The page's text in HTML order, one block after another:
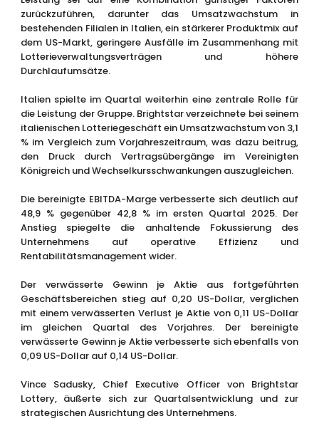
zurückzuführen, darunter das Umsatzwachstum in
bestehenden Filialen in Italien, ein stärkerer Produktmix auf
dem US-Markt, geringere Ausfälle im Zusammenhang mit
Lotterieverwaltungsverträgen und höhere
Durchlaufumsätze.
Italien spielte im Quartal weiterhin eine zentrale Rolle für
die Leistung der Gruppe. Brightstar verzeichnete bei seinem
italienischen Lotteriegeschäft ein Umsatzwachstum von 3,1
% im Vergleich zum Vorjahreszeitraum, was dazu beitrug,
den Druck durch Vertragsübergänge im Vereinigten
Königreich und Wechselkursschwankungen auszugleichen.
Die bereinigte EBITDA-Marge verbesserte sich deutlich auf
48,9 % gegenüber 42,8 % im ersten Quartal 2025. Der
Anstieg spiegelte die anhaltende Fokussierung des
Unternehmens auf operative Effizienz und
Rentabilitätsmanagement wider.
Der verwässerte Gewinn je Aktie aus fortgeführten
Geschäftsbereichen stieg auf 0,20 US-Dollar, verglichen
mit einem verwässerten Verlust je Aktie von 0,11 US-Dollar
im gleichen Quartal des Vorjahres. Der bereinigte
verwässerte Gewinn je Aktie verbesserte sich ebenfalls von
0,09 US-Dollar auf 0,14 US-Dollar.
Vince Sadusky, Chief Executive Officer von Brightstar
Lottery, äußerte sich zur Quartalsentwicklung und zur
strategischen Ausrichtung des Unternehmens.